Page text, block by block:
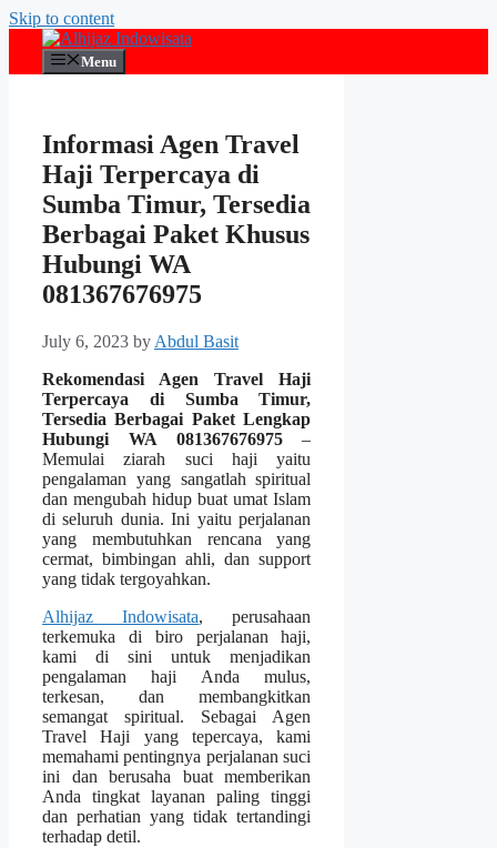
Skip to content
Menu
Informasi Agen Travel
Haji Terpercaya di
Sumba Timur, Tersedia
Berbagai Paket Khusus
Hubungi WA
081367676975
July 6, 2023 by Abdul Basit
Rekomendasi Agen Travel Haji
Terpercaya di Sumba Timur,
Tersedia Berbagai Paket Lengkap
Hubungi WA 081367676975–
Memulai ziarah suci haji yaitu
pengalaman yang sangatlah spiritual
dan mengubah hidup buat umat Islam
di seluruh dunia. Ini yaitu perjalanan
yang membutuhkan rencana yang
cermat, bimbingan ahli, dan support
yang tidak tergoyahkan.
Alhijaz Indowisata, perusahaan
terkemuka di biro perjalanan haji,
kami di sini untuk menjadikan
pengalaman haji Anda mulus,
terkesan, dan membangkitkan
semangat spiritual. Sebagai Agen
Travel Haji yang tepercaya, kami
memahami pentingnya perjalanan suci
ini dan berusaha buat memberikan
Anda tingkat layanan paling tinggi
dan perhatian yang tidak tertandingi
terhadap detil.